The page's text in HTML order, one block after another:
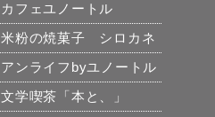
カフェユノートル
米粉の焼菓子 シロカネ
アンライフbyユノートル
文学喫茶「本と、」